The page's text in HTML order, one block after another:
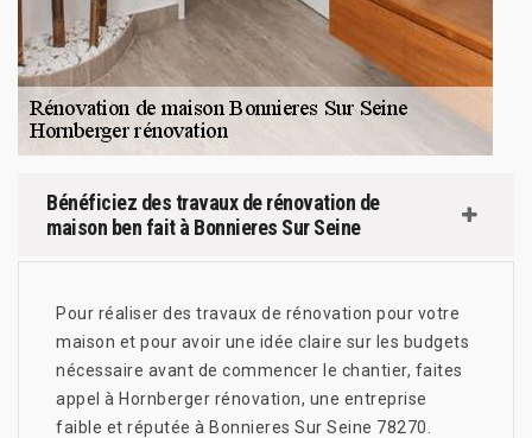
Bénéficiez des travaux de rénovation de
maison ben fait à Bonnieres Sur Seine
Pour réaliser des travaux de rénovation pour votre
maison et pour avoir une idée claire sur les budgets
nécessaire avant de commencer le chantier, faites
appel à Hornberger rénovation, une entreprise
faible et réputée à Bonnieres Sur Seine 78270.